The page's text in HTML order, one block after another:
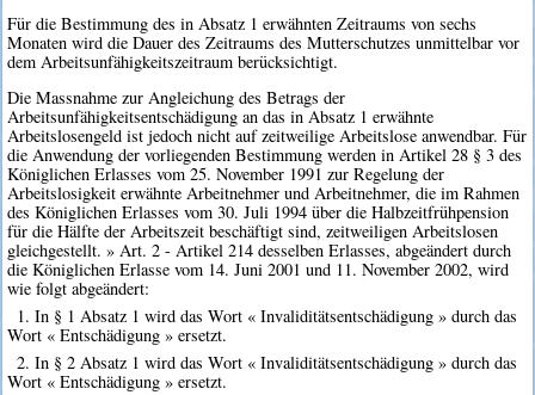
Für die Bestimmung des in Absatz 1 erwähnten Zeitraums von sechs
Monaten wird die Dauer des Zeitraums des Mutterschutzes unmittelbar vor
dem Arbeitsunfähigkeitszeitraum berücksichtigt.
Die Massnahme zur Angleichung des Betrags der
Arbeitsunfähigkeitsentschädigung an das in Absatz 1 erwähnte
Arbeitslosengeld ist jedoch nicht auf zeitweilige Arbeitslose anwendbar. Für
die Anwendung der vorliegenden Bestimmung werden in Artikel 28 § 3 des
Königlichen Erlasses vom 25. November 1991 zur Regelung der
Arbeitslosigkeit erwähnte Arbeitnehmer und Arbeitnehmer, die im Rahmen
des Königlichen Erlasses vom 30. Juli 1994 über die Halbzeitfrühpension
für die Hälfte der Arbeitszeit beschäftigt sind, zeitweiligen Arbeitslosen
gleichgestellt. » Art. 2 - Artikel 214 desselben Erlasses, abgeändert durch
die Königlichen Erlasse vom 14. Juni 2001 und 11. November 2002, wird
wie folgt abgeändert:
1. In § 1 Absatz 1 wird das Wort « Invaliditätsentschädigung » durch das
Wort « Entschädigung » ersetzt.
2. In § 2 Absatz 1 wird das Wort « Invaliditätsentschädigung » durch das
Wort « Entschädigung » ersetzt.